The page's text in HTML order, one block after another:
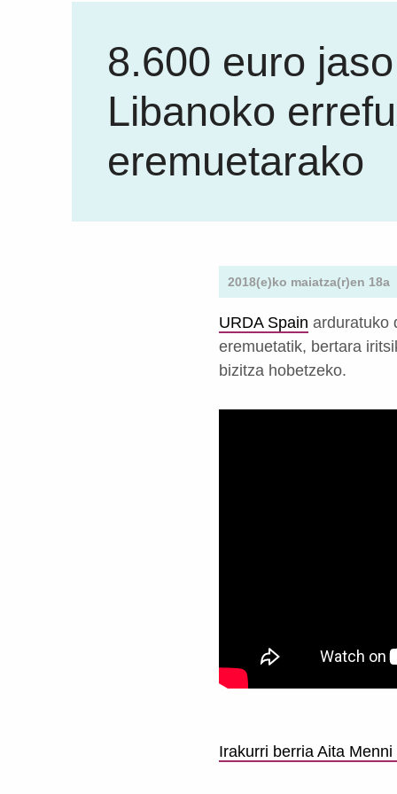
8.600 euro
Libanoko
eremuetarako
2018(e)ko maiatza(r)en 18a
URDA Spain arduratuko
eremuetatik, bertara
bizitza hobetzeko.
Irakurri berria Aita